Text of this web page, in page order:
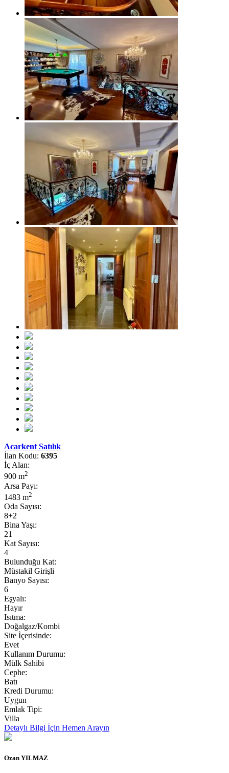
Acarkent Satılık
İlan Kodu: 6395
İç Alan:
900 m2
Arsa Payı:
1483 m2
Oda Sayısı:
8+2
Bina Yaşı:
21
Kat Sayısı:
4
Bulunduğu Kat:
Müstakil Girişli
Banyo Sayısı:
6
Eşyalı:
Hayır
Isıtma:
Doğalgaz/Kombi
Site İçerisinde:
Evet
Kullanım Durumu:
Mülk Sahibi
Cephe:
Batı
Kredi Durumu:
Uygun
Emlak Tipi:
Villa
Detaylı Bilgi İçin Hemen Arayın
Ozan YILMAZ